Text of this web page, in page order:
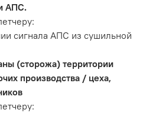
АПС.
сигнала АПС из сушильной
(сторожа) территории
производства / цеха,